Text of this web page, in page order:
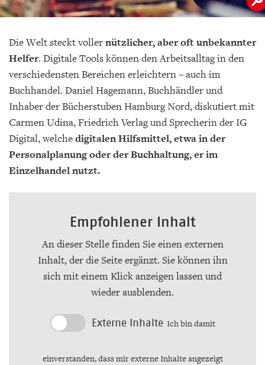
Die Welt steckt vollernützlicher, aber oft unbekannter
Helfer. Digitale Tools können den Arbeitsalltag in den
verschiedensten Bereichen erleichtern – auch im
Buchhandel. Daniel Hagemann, Buchhändler und
Inhaber der Bücherstuben Hamburg Nord, diskutiert mit
Carmen Udina, Friedrich Verlag und Sprecherin der IG
Digital, welchedigitalen Hilfsmittel, etwa in der
Personalplanung oder der Buchhaltung, er im
Einzelhandel nutzt.
Empfohlener Inhalt
An dieser Stelle finden Sie einen externen
Inhalt, der die Seite ergänzt. Sie können ihn
sich mit einem Klick anzeigen lassen und
wieder ausblenden.
Externe Inhalte Ich bin damit
einverstanden, dass mir externe Inhalte angezeigt